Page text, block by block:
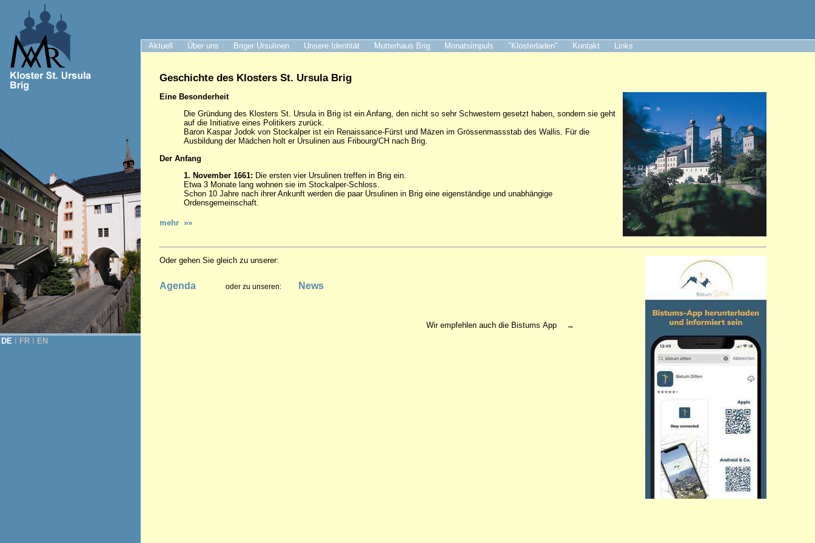
Aktuell Über uns Briger Ursulinen Unsere Identität Mutterhaus Brig Monatsimpuls "Klosterladen" Kontakt Links
DE FR EN
Geschichte des Klosters St. Ursula Brig
Eine Besonderheit
Die Gründung des Klosters St. Ursula in Brig ist ein Anfang, den nicht so sehr Schwestern gesetzt haben, sondern sie geht
auf die Initiative eines Politikers zurück.
Baron Kaspar Jodok von Stockalper ist ein Renaissance-Fürst und Mäzen im Grössenmassstab des Wallis. Für die
Ausbildung der Mädchen holt er Ursulinen aus Fribourg/CH nach Brig.
Der Anfang
1. November 1661: Die ersten vier Ursulinen treffen in Brig ein.
Etwa 3 Monate lang wohnen sie im Stockalper-Schloss.
Schon 10 Jahre nach ihrer Ankunft werden die paar Ursulinen in Brig eine eigenständige und unabhängige
Ordensgemeinschaft.
mehr »»
Oder gehen Sie gleich zu unserer:
Agenda oder zu unseren: News
Wir empfehlen auch die Bistums App →